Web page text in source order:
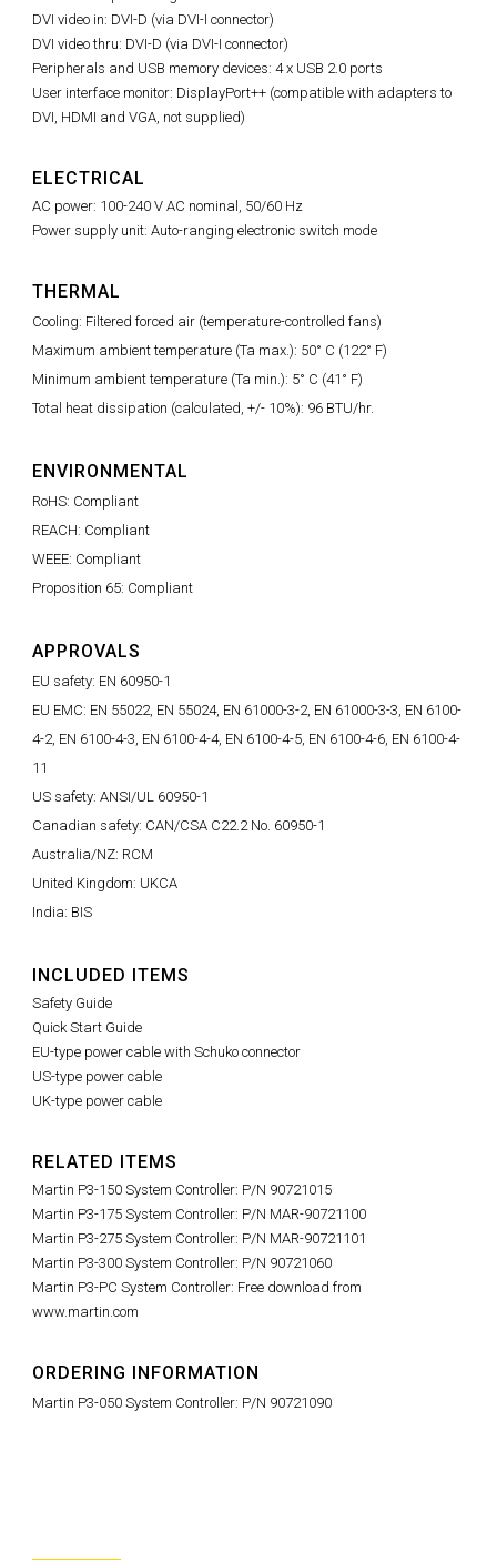
DVI video in: DVI-D (via DVI-I connector)
DVI video thru: DVI-D (via DVI-I connector)
Peripherals and USB memory devices: 4 x USB 2.0 ports
User interface monitor: DisplayPort++ (compatible with adapters to
DVI, HDMI and VGA, not supplied)
ELECTRICAL
AC power: 100-240 V AC nominal, 50/60 Hz
Power supply unit: Auto-ranging electronic switch mode
THERMAL
Cooling: Filtered forced air (temperature-controlled fans)
Maximum ambient temperature (Ta max.): 50° C (122° F)
Minimum ambient temperature (Ta min.): 5° C (41° F)
Total heat dissipation (calculated, +/- 10%): 96 BTU/hr.
ENVIRONMENTAL
RoHS: Compliant
REACH: Compliant
WEEE: Compliant
Proposition 65: Compliant
APPROVALS
EU safety: EN 60950-1
EU EMC: EN 55022, EN 55024, EN 61000-3-2, EN 61000-3-3, EN 6100-
4-2, EN 6100-4-3, EN 6100-4-4, EN 6100-4-5, EN 6100-4-6, EN 6100-4-
11
US safety: ANSI/UL 60950-1
Canadian safety: CAN/CSA C22.2 No. 60950-1
Australia/NZ: RCM
United Kingdom: UKCA
India: BIS
INCLUDED ITEMS
Safety Guide
Quick Start Guide
EU-type power cable with Schuko connector
US-type power cable
UK-type power cable
RELATED ITEMS
Martin P3-150 System Controller: P/N 90721015
Martin P3-175 System Controller: P/N MAR-90721100
Martin P3-275 System Controller: P/N MAR-90721101
Martin P3-300 System Controller: P/N 90721060
Martin P3-PC System Controller: Free download from
www.martin.com
ORDERING INFORMATION
Martin P3-050 System Controller: P/N 90721090